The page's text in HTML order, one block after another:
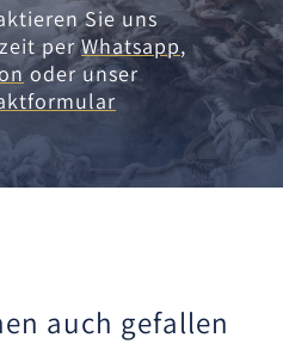
Sie uns
perWhatsapp,
oder unser
auch gefallen